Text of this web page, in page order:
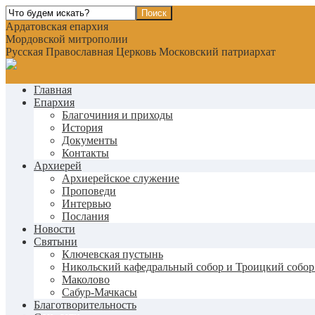
Ардатовская епархия
Мордовской митрополии
Русская Православная Церковь Московский патриархат
Главная
Епархия
Благочиния и приходы
История
Документы
Контакты
Архиерей
Архиерейское служение
Проповеди
Интервью
Послания
Новости
Святыни
Ключевская пустынь
Никольский кафедральный собор и Троицкий собор
Маколово
Сабур-Мачкасы
Благотворительность